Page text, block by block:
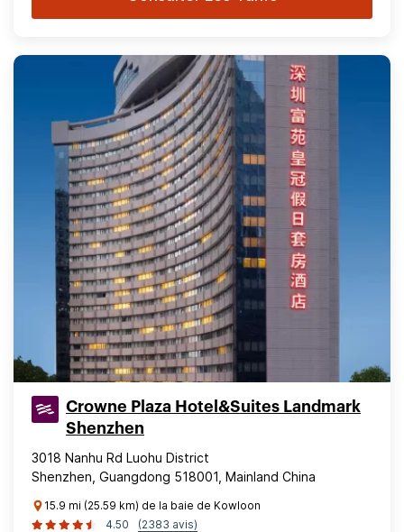
Crowne Plaza Hotel&Suites Landmark
Shenzhen
3018 Nanhu Rd Luohu District
Shenzhen, Guangdong 518001, Mainland China
15.9 mi (25.59 km) de la baie de Kowloon
4.50
(2383 avis)